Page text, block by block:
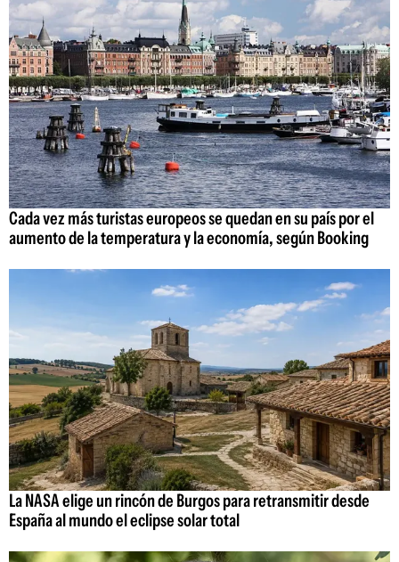
Cada vez más turistas europeos se quedan en su país por el
aumento de la temperatura y la economía, según Booking
La NASA elige un rincón de Burgos para retransmitir desde
España al mundo el eclipse solar total